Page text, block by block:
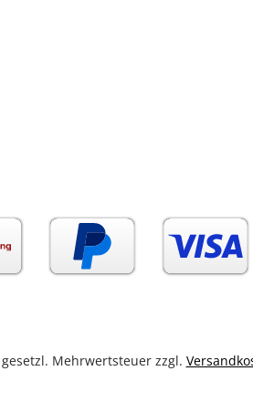
Mehrwertsteuer zzgl.